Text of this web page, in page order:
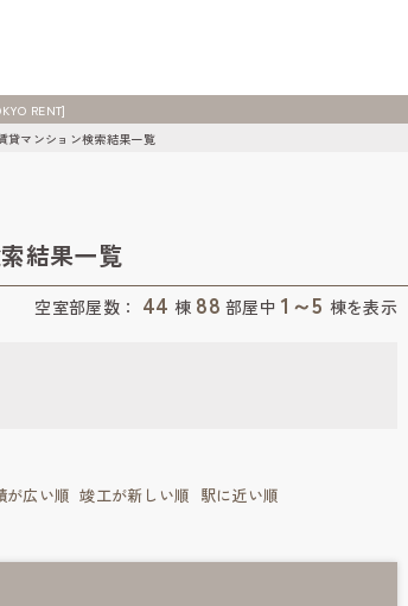
RENT]
貸マンション検索結果一覧
結果一覧
空室部屋数： 44 棟 88 部屋中1～5 棟を表示
が広い順 竣工が新しい順 駅に近い順